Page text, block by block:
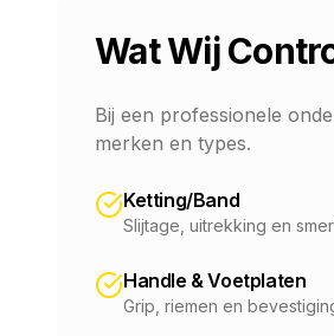
Wat Wij
Bij een professionele
merken en types.
Ketting/Band
Slijtage, uitrekking en
Handle & Voetplaten
Grip, riemen en